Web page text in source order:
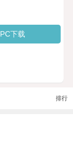
PC下载
排行